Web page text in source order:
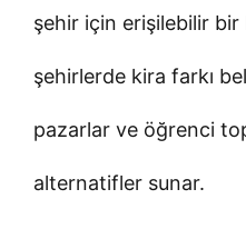
şehir için erişilebilir
şehirlerde kira farkı
pazarlar ve öğrenci
alternatifler sunar.